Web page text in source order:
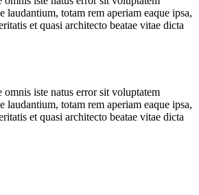
laudantium, totam rem aperiam eaque ipsa,
et quasi architecto beatae vitae dicta
omnis iste natus error sit voluptatem
laudantium, totam rem aperiam eaque ipsa,
et quasi architecto beatae vitae dicta